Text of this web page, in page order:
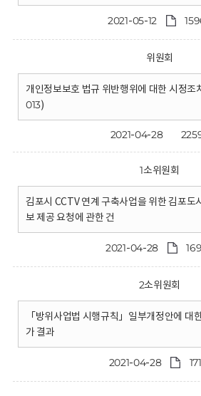
2021-05-12
위원회
개인정보보호 법규 위반행위에 대한 시정
013)
2021-04-28
1소위원회
김포시 CCTV 연계 구축사업을 위한 김포도
보 제공 요청에 관한 건
2021-04-28
2소위원회
「방위사업법 시행규칙」일부개정안에 대
가 결과
2021-04-28